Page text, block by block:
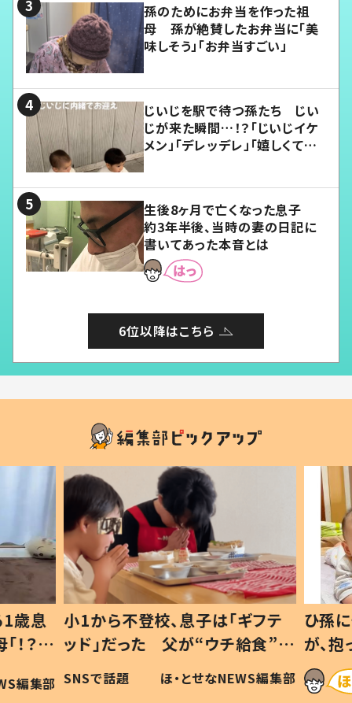
孫のためにお弁当を作った祖
母 孫が絶賛したお弁当に「美
味しそう」「お弁当すごい」
じいじを駅で待つ孫たち じい
じが来た瞬間…！？「じいじイケ
メン」「デレッデレ」「嬉しくて可
生後8ヶ月で亡くなった息子
約3年半後、当時の妻の日記に
書いてあった本音とは
6位以降はこちら
歳息
？」
編集部
小1から不登校、息子は「ギフテ
ッド」だった 父が“ウチ給食”を
作り続ける理由とは #令和の親
#令和の子
SNSで話題 ほ・とせなNEWS編集部
ひ孫
が、
「涙
い」